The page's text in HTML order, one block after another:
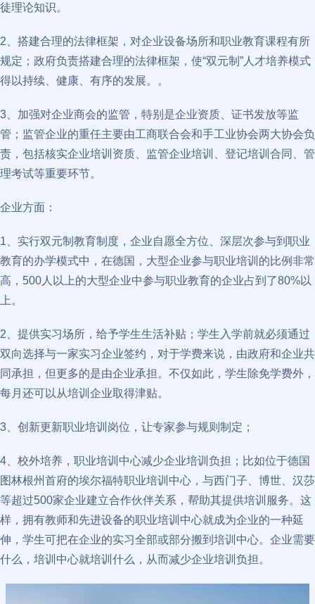
徒理论知识。
2、搭建合理的法律框架，对企业设备场所和职业教育课程有所
规定；政府负责搭建合理的法律框架，使“双元制”人才培养模式
得以持续、健康、有序的发展。。
3、加强对企业商会的监管，特别是企业资质、证书发放等监
管；监管企业的重任主要由工商联合会和手工业协会两大协会负
责，包括核实企业培训资质、监管企业培训、登记培训合同、管
理考试等重要环节。
企业方面：
1、实行双元制教育制度，企业自愿全方位、深层次参与到职业
教育的办学模式中，在德国，大型企业参与职业培训的比例非常
高，500人以上的大型企业中参与职业教育的企业占到了80%以
上。
2、提供实习场所，给予学生生活补贴；学生入学前就必须通过
双向选择与一家实习企业签约，对于学费来说，由政府和企业共
同承担，但更多的是由企业承担。不仅如此，学生除免学费外，
每月还可以从培训企业取得津贴。
3、创新更新职业培训岗位，让专家参与规则制定；
4、校外培养，职业培训中心减少企业培训负担；比如位于德国
图林根州首府的埃尔福特职业培训中心，与西门子、博世、汉莎
等超过500家企业建立合作伙伴关系，帮助其提供培训服务。这
样，拥有教师和先进设备的职业培训中心就成为企业的一种延
伸，学生可把在企业的实习全部或部分搬到培训中心。企业需要
什么，培训中心就培训什么，从而减少企业培训负担。